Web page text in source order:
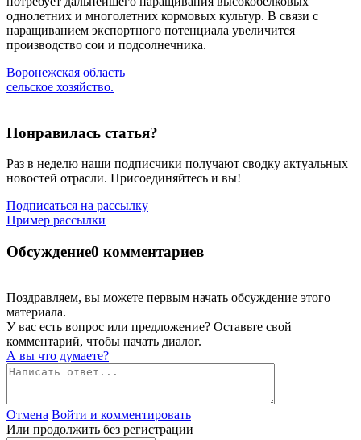
однолетних и многолетних кормовых культур. В связи с
наращиванием экспортного потенциала увеличится
производство сои и подсолнечника.
Воронежская область
сельское хозяйство.
Понравилась статья?
Раз в неделю наши подписчики получают сводку актуальных
новостей отрасли. Присоединяйтесь и вы!
Подписаться на рассылку
Пример рассылки
Обсуждение0 комментариев
Поздравляем, вы можете первым начать обсуждение этого
материала.
У вас есть вопрос или предложение? Оставьте свой
комментарий, чтобы начать диалог.
А вы что думаете?
Отмена Войти и комментировать
Или продолжить без регистрации